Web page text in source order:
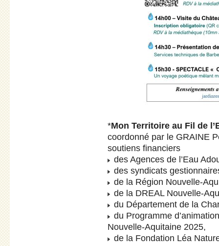
*Mon Territoire au Fil de
coordonné par le GRAINE
soutiens financiers
des Agences de l’Eau
des syndicats
de la Région Nouvelle-
de la DREAL Nouvelle-
du Département de la
du Programme
Nouvelle-Aquitaine 2025,
de la Fondation Léa